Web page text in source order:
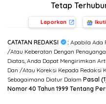
Tetap
Laporkan
CATATAN REDAKSI : Apabila Ada
/Atau Keberatan Dengan
Diatas, Anda Dapat Mengirimkan
Dan /Atau Koreksi Kepada Redaksi
Sebagaimana Diatur Dalam Pasal
Nomor 40 Tahun 1999 Tentang